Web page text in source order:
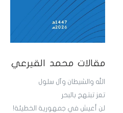
مقالات محمد القيرعي
الله والشيطان وآل سلول
تعز تبتهج بالبحر
لن أعيش في جمهورية الخطيئة!